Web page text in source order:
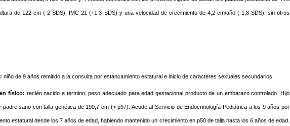
de 122 cm (-2 SDS), IMC 21 (+1,3 SDS) y una velocidad de crecimiento de 4,2 cm/año (-1,8 SDS), sin otros
niño de 9 años remitido a la consulta por estancamiento estatural e inicio de caracteres sexuales secundarios.
físico: recién nacido a término, peso adecuado para edad gestacional producto de un embarazo controlado. Hijo
padre sano con talla genética de 190,7 cm (> p97). Acude al Servicio de Endocrinología Pediátrica a los 9 años por
estatural desde los 7 años de edad, habiendo mantenido un crecimiento en p50 de talla hasta los 6 años de edad.